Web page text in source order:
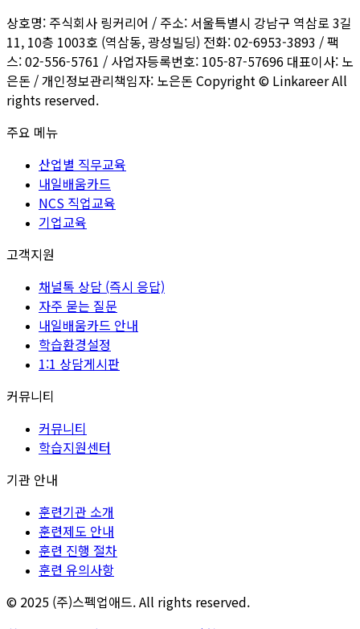
상호명: 주식회사 링커리어 / 주소: 서울특별시 강남구 역삼로 3길
11, 10층 1003호 (역삼동, 광성빌딩) 전화: 02-6953-3893 / 팩
스: 02-556-5761 / 사업자등록번호: 105-87-57696 대표이사: 노
은돈 / 개인정보관리책임자: 노은돈 Copyright © Linkareer All
rights reserved.
주요 메뉴
산업별 직무교육
내일배움카드
NCS 직업교육
기업교육
고객지원
채널톡 상담 (즉시 응답)
자주 묻는 질문
내일배움카드 안내
학습환경설정
1:1 상담게시판
커뮤니티
커뮤니티
학습지원센터
기관 안내
훈련기관 소개
훈련제도 안내
훈련 진행 절차
훈련 유의사항
© 2025 (주)스펙업애드. All rights reserved.